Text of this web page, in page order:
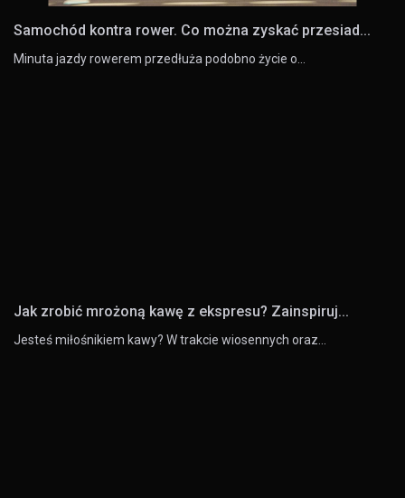
Samochód kontra rower. Co można zyskać przesiad...
Minuta jazdy rowerem przedłuża podobno życie o…
Jak zrobić mrożoną kawę z ekspresu? Zainspiruj...
Jesteś miłośnikiem kawy? W trakcie wiosennych oraz…